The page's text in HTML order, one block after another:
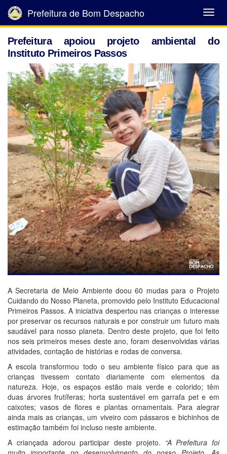
Abrir
Menu
Prefeitura de Bom Despacho
Prefeitura apoiou projeto ambiental do
Instituto Primeiros Passos
A Secretaria de Meio Ambiente doou 60 mudas para o Projeto
Cuidando do Nosso Planeta, promovido pelo Instituto Educacional
Primeiros Passos. A iniciativa despertou nas crianças o interesse
por preservar os recursos naturais e por construir um futuro mais
saudável para nosso planeta. Dentro deste projeto, que foi feito
nos seis primeiros meses deste ano, foram desenvolvidas várias
atividades, contação de histórias e rodas de conversa.
A escola transformou todo o seu ambiente físico para que as
crianças tivessem contato diariamente com elementos da
natureza. Hoje, os espaços estão mais verde e colorido; têm
duas árvores frutíferas; horta sustentável em garrafa pet e em
caixotes; vasos de flores e plantas ornamentais. Para alegrar
ainda mais as crianças, um viveiro com pássaros e bichinhos de
estimação também foi incluso neste ambiente.
A criançada adorou participar deste projeto. “A Prefeitura foi